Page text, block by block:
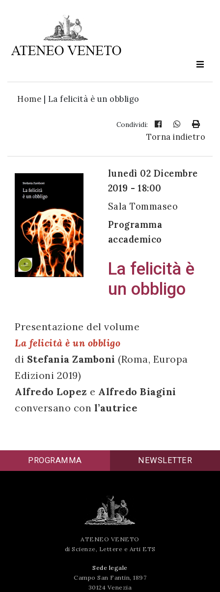
Home | La felicità è un obbligo
Condividi:
Torna indietro
lunedì 02 Dicembre
2019 - 18:00
Sala Tommaseo
Programma
accademico
La felicità è
un obbligo
Presentazione del volume
La felicità è un obbligo
di Stefania Zamboni (Roma, Europa
Edizioni 2019)
Alfredo Lopez e Alfredo Biagini
conversano con l’autrice
Ateneo
è
cultura
Acconsento
accordo
con il
decreto
legislativo
196/03
successo!
PROGRAMMA NEWSLETTER
ATENEO VENETO
di Scienze, Lettere e Arti ETS
Sede legale
Campo San Fantin, 1897
30124 Venezia